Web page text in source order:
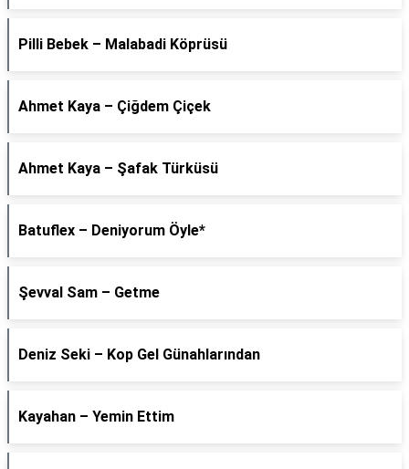
Pilli Bebek – Malabadi Köprüsü
Ahmet Kaya – Çiğdem Çiçek
Ahmet Kaya – Şafak Türküsü
Batuflex – Deniyorum Öyle*
Şevval Sam – Getme
Deniz Seki – Kop Gel Günahlarından
Kayahan – Yemin Ettim